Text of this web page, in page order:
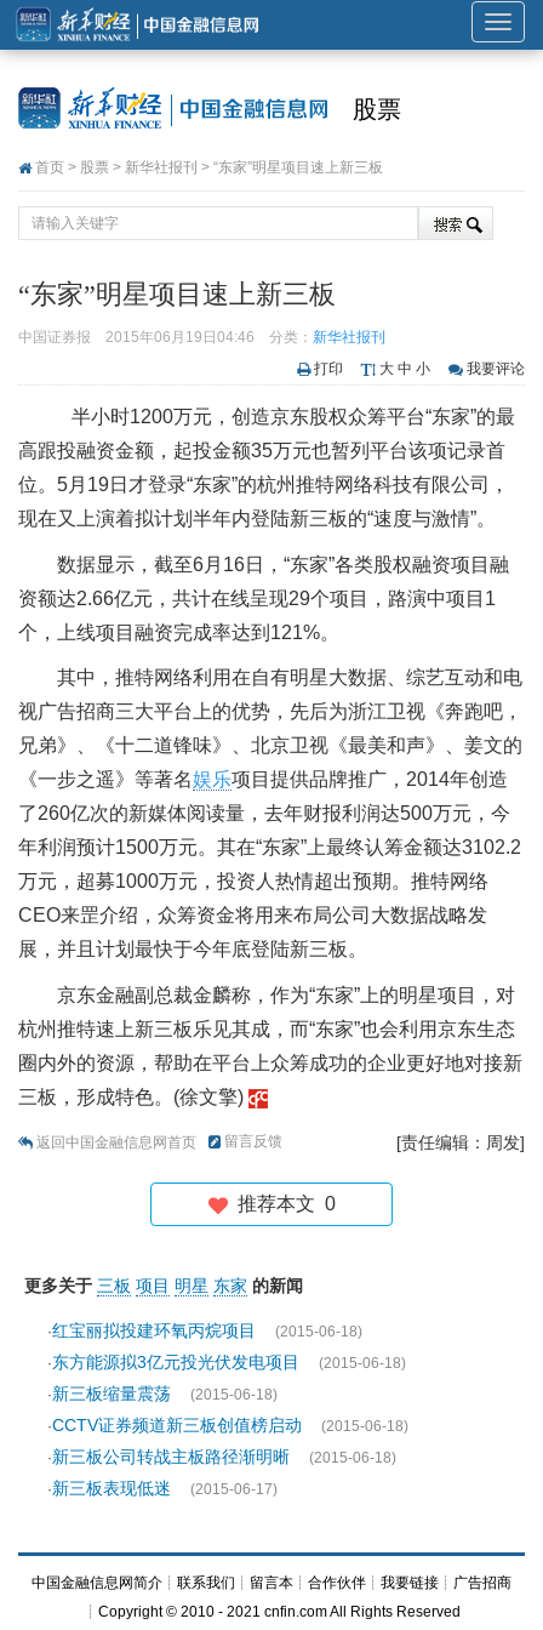
展
开
股票
首页 > 股票 > 新华社报刊 > “东家”明星项目速上新三板
“东家”明星项目速上新三板
中国证券报 2015年06月19日04:46 分类： 新华社报刊
打印
大 中 小 我要评论
半小时1200万元，创造京东股权众筹平台“东家”的最
高跟投融资金额，起投金额35万元也暂列平台该项记录首
位。5月19日才登录“东家”的杭州推特网络科技有限公司，
现在又上演着拟计划半年内登陆新三板的“速度与激情”。
数据显示，截至6月16日，“东家”各类股权融资项目融
资额达2.66亿元，共计在线呈现29个项目，路演中项目1
个，上线项目融资完成率达到121%。
其中，推特网络利用在自有明星大数据、综艺互动和电
视广告招商三大平台上的优势，先后为浙江卫视《奔跑吧，
兄弟》、《十二道锋味》、北京卫视《最美和声》、姜文的
《一步之遥》等著名娱乐项目提供品牌推广，2014年创造
了260亿次的新媒体阅读量，去年财报利润达500万元，今
年利润预计1500万元。其在“东家”上最终认筹金额达3102.2
万元，超募1000万元，投资人热情超出预期。推特网络
CEO来罡介绍，众筹资金将用来布局公司大数据战略发
展，并且计划最快于今年底登陆新三板。
京东金融副总裁金麟称，作为“东家”上的明星项目，对
杭州推特速上新三板乐见其成，而“东家”也会利用京东生态
圈内外的资源，帮助在平台上众筹成功的企业更好地对接新
三板，形成特色。(徐文擎)
返回中国金融信息网首页 留言反馈 [责任编辑：周发]
推荐本文 0
更多关于 三板 项目 明星 东家 的新闻
·红宝丽拟投建环氧丙烷项目
(2015-06-18)
·东方能源拟3亿元投光伏发电项目
(2015-06-18)
·新三板缩量震荡
(2015-06-18)
·CCTV证券频道新三板创值榜启动
(2015-06-18)
·新三板公司转战主板路径渐明晰
(2015-06-18)
·新三板表现低迷 (2015-06-17)
中国金融信息网简介 ┊ 联系我们 ┊ 留言本 ┊ 合作伙伴 ┊ 我要链接 ┊ 广告招商
┊Copyright © 2010 - 2021 cnfin.com All Rights Reserved